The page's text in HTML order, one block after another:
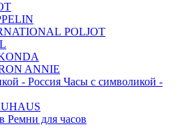
POLJOT
ANNIE
Часы с символикой -
Ремни для часов